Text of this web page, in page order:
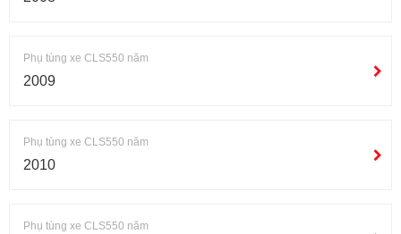
Phụ tùng xe CLS550 năm
2009
Phụ tùng xe CLS550 năm
2010
Phụ tùng xe CLS550 năm